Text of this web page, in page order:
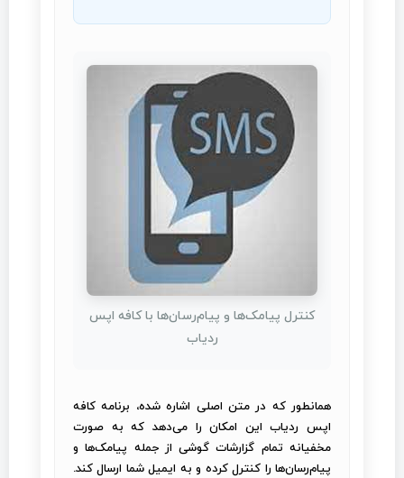
کنترل پیامک‌ها و پیام‌رسان‌ها با کافه اپس
ردیاب
همانطور که در متن اصلی اشاره شده، برنامه کافه
اپس ردیاب این امکان را می‌دهد که به صورت
مخفیانه تمام گزارشات گوشی از جمله پیامک‌ها و
پیام‌رسان‌ها را کنترل کرده و به ایمیل شما ارسال کند.